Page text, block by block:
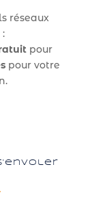
réseaux
pour
pour votre